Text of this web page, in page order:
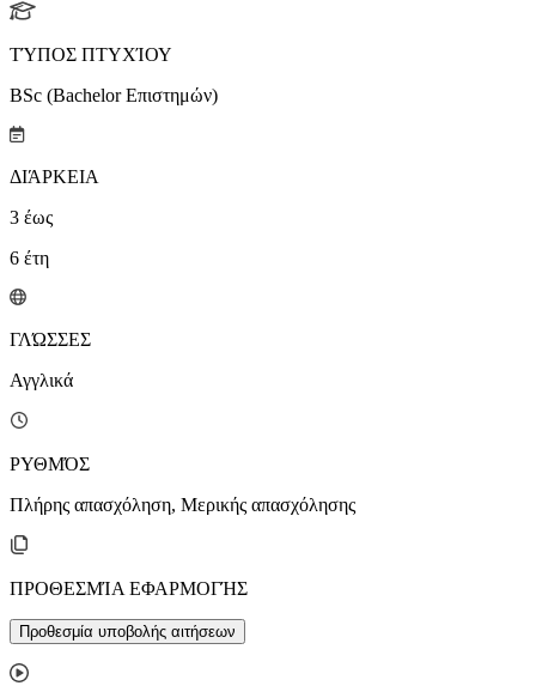
ΤΎΠΟΣ ΠΤΥΧΊΟΥ
BSc (Bachelor Επιστημών)
ΔΙΆΡΚΕΙΑ
3 έως
6 έτη
ΓΛΏΣΣΕΣ
Αγγλικά
ΡΥΘΜΌΣ
Πλήρης απασχόληση, Μερικής απασχόλησης
ΠΡΟΘΕΣΜΊΑ ΕΦΑΡΜΟΓΉΣ
Προθεσμία υποβολής αιτήσεων